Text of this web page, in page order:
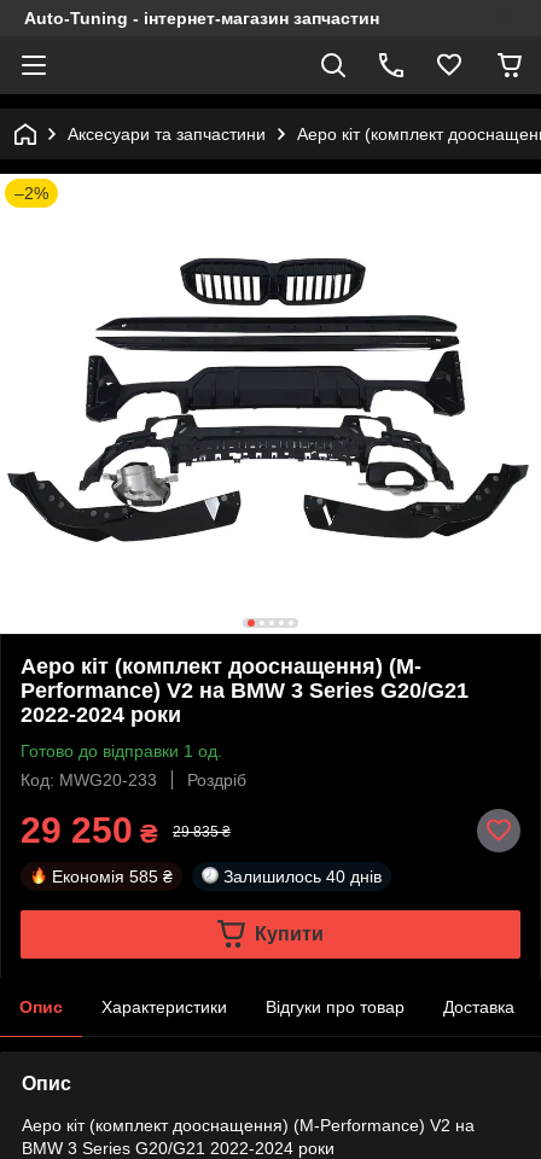
Auto-Tuning - інтернет-магазин запчастин
Аксесуари та запчастини Аеро кіт (комплект
–2%
Аеро кіт (комплект дооснащення) (M-
Performance) V2 на BMW 3 Series G20/G21
2022-2024 роки
Готово до відправки 1 од.
Код: MWG20-233
Роздріб
29 250 ₴ 29 835 ₴
Економія 585 ₴ Залишилось 40 днів
Купити
Опис Характеристики Відгуки про товар Доставка
Опис
Аеро кіт (комплект дооснащення) (M-Performance) V2 на
BMW 3 Series G20/G21 2022-2024 роки